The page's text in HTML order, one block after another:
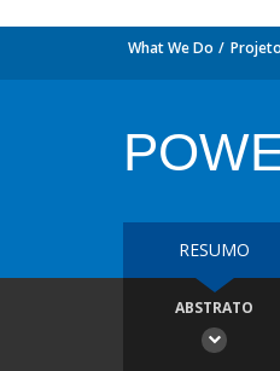
What We Do
RESUMO
ABSTRATO